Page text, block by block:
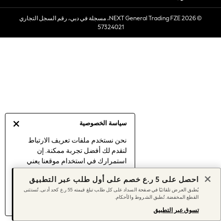
سياسة الخصوصية
نحن نستخدم ملفات تعريف الارتباط
لنقدم لك أفضل تجربة ممكنة. إن
استمرارك في استخدام موقعنا يعني
الارتباط.
اكتشف المزيد عن إدارة إعدادات ملفات
تعريف الارتباط (الكوكيز).
Sets & Outfits
Linen Collection
Women's Holiday Shop
Women's Travel Styles
Linen Collection
Tops & T-Shirts
Cover Ups & Kaftans
Sandals
Swimwear
© 2026 NEXT General Trading FZE، مسجلة في دبي، رقم السجل التجاري
57324021
احصل على 5 ر.ع خصم على أول طلب عبر التطبيق
يُطبق العرض تلقائيًا في صفحة السداد على كل طلب تبلغ قيمته 55 ر.ع كحد أدنى. تُستثنى
القطع المخفضة. تُطبق الشروط والأحكام.
تسوق عبر التطبيق